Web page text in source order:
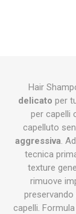
Hair
delicato per
per capelli
capelluto
aggressiva.
tecnica
texture
rimuove
capelli. Formula